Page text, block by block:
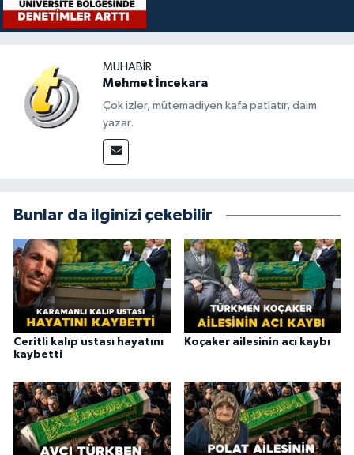
MUHABIR
Mehmet İncekara
Çok izler, mütemadiyen kafa patlatır, daim
yazar.
Bunlar da ilginizi çekebilir
Ceritli kalıp ustası hayatını
kaybetti
Koçaker ailesinin acı kaybı